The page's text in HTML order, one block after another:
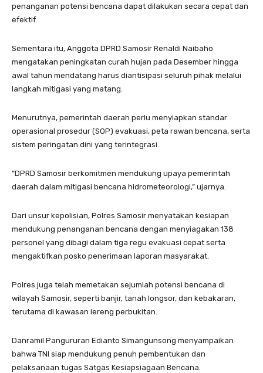
penanganan potensi bencana dapat dilakukan secara cepat dan
efektif.
Sementara itu, Anggota DPRD Samosir Renaldi Naibaho
mengatakan peningkatan curah hujan pada Desember hingga
awal tahun mendatang harus diantisipasi seluruh pihak melalui
langkah mitigasi yang matang.
Menurutnya, pemerintah daerah perlu menyiapkan standar
operasional prosedur (SOP) evakuasi, peta rawan bencana, serta
sistem peringatan dini yang terintegrasi.
“DPRD Samosir berkomitmen mendukung upaya pemerintah
daerah dalam mitigasi bencana hidrometeorologi,” ujarnya.
Dari unsur kepolisian, Polres Samosir menyatakan kesiapan
mendukung penanganan bencana dengan menyiagakan 138
personel yang dibagi dalam tiga regu evakuasi cepat serta
mengaktifkan posko penerimaan laporan masyarakat.
Polres juga telah memetakan sejumlah potensi bencana di
wilayah Samosir, seperti banjir, tanah longsor, dan kebakaran,
terutama di kawasan lereng perbukitan.
Danramil Pangururan Edianto Simangunsong menyampaikan
bahwa TNI siap mendukung penuh pembentukan dan
pelaksanaan tugas Satgas Kesiapsiagaan Bencana.